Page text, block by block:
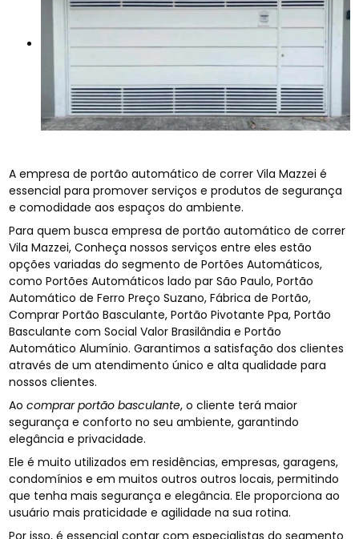
A empresa de portão automático de correr Vila Mazzei é
essencial para promover serviços e produtos de segurança
e comodidade aos espaços do ambiente.
Para quem busca empresa de portão automático de correr
Vila Mazzei, Conheça nossos serviços entre eles estão
opções variadas do segmento de Portões Automáticos,
como Portões Automáticos lado par São Paulo, Portão
Automático de Ferro Preço Suzano, Fábrica de Portão,
Comprar Portão Basculante, Portão Pivotante Ppa, Portão
Basculante com Social Valor Brasilândia e Portão
Automático Alumínio. Garantimos a satisfação dos clientes
através de um atendimento único e alta qualidade para
nossos clientes.
Aocomprar portão basculante, o cliente terá maior
segurança e conforto no seu ambiente, garantindo
elegância e privacidade.
Ele é muito utilizados em residências, empresas, garagens,
condomínios e em muitos outros outros locais, permitindo
que tenha mais segurança e elegância. Ele proporciona ao
usuário mais praticidade e agilidade na sua rotina.